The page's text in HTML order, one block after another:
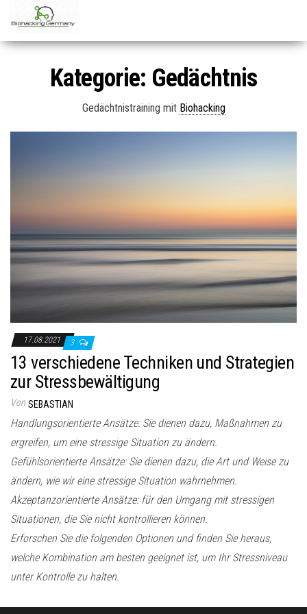
Inhalt
springen
Kategorie: Gedächtnis
Gedächtnistraining mit Biohacking
17.08.2021 3
13 verschiedene Techniken und Strategien
zur Stressbewältigung
Von SEBASTIAN
Handlungsorientierte Ansätze: Sie dienen dazu, Maßnahmen zu
ergreifen, um eine stressige Situation zu ändern.
Gefühlsorientierte Ansätze: Sie dienen dazu, die Art und Weise zu
ändern, wie wir eine stressige Situation wahrnehmen.
Akzeptanzorientierte Ansätze: für den Umgang mit stressigen
Situationen, die Sie nicht kontrollieren können.
Erforschen Sie die folgenden Optionen und finden Sie heraus,
welche Kombination am besten geeignet ist, um Ihr Stressniveau
unter Kontrolle zu halten.